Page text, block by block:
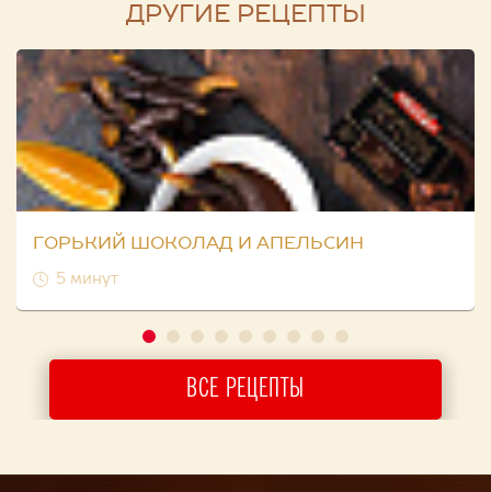
ДРУГИЕ РЕЦЕПТЫ
ГОРЬКИЙ ШОКОЛАД И АПЕЛЬСИН
5 минут
ВСЕ РЕЦЕПТЫ